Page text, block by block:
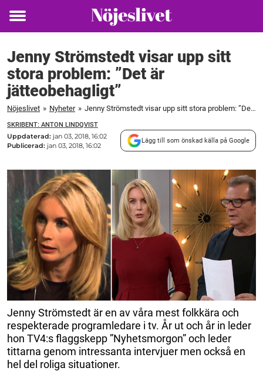
Toggle
Jenny Strömstedt visar upp sitt
stora problem: ”Det är
jätteobehagligt”
Nöjeslivet » Nyheter » Jenny Strömstedt visar upp sitt stora problem: ”Det är jätteobehagligt”
SKRIBENT: ANTON LINDQVIST
Uppdaterad: jan 03, 2018, 16:02
Publicerad: jan 03, 2018, 16:02
Lägg till som önskad källa på Google
Jenny Strömstedt är en av våra mest folkkära och
respekterade programledare i tv. År ut och år in leder
hon TV4:s flaggskepp ”Nyhetsmorgon” och leder
tittarna genom intressanta intervjuer men också en
hel del roliga situationer.